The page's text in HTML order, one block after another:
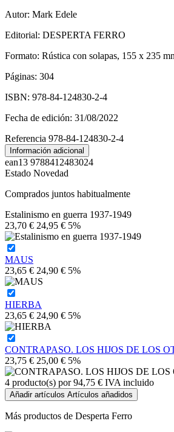
Autor: Mark Edele
Editorial: DESPERTA FERRO
Formato: Rústica con solapas, 155 x 235
Páginas: 304
ISBN: 978-84-124830-2-4
Fecha de edición: 31/08/2022
Referencia 978-84-124830-2-4
Información adicional
ean13 9788412483024
Estado Novedad
Comprados juntos habitualmente
Estalinismo en guerra 1937-1949
23,70 € 24,95 € 5%
MAUS
23,65 € 24,90 € 5%
HIERBA
23,65 € 24,90 € 5%
CONTRAPASO. LOS HIJOS DE LOS
23,75 € 25,00 € 5%
4 producto(s) por 94,75 € IVA incluido
Añadir artículos Artículos añadidos
Más productos de Desperta Ferro